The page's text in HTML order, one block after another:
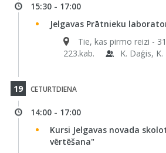
15:30 - 17:00
Jelgavas Prātnieku
Tie, kas pirmo reizi -
223.kab.
K. Daģis,
19 CETURTDIENA
14:00 - 17:00
Kursi Jelgavas novada
vērtēšana"